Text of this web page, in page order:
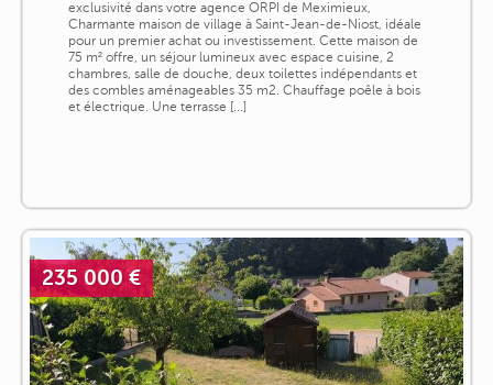
exclusivité dans votre agence ORPI de Meximieux,
Charmante maison de village à Saint-Jean-de-Niost, idéale
pour un premier achat ou investissement. Cette maison de
75 m² offre, un séjour lumineux avec espace cuisine, 2
chambres, salle de douche, deux toilettes indépendants et
des combles aménageables 35 m2. Chauffage poêle à bois
et électrique. Une terrasse [...]
235 000 €